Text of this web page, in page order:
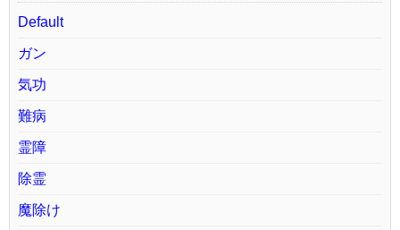
Default
ガン
気功
難病
霊障
除霊
魔除け